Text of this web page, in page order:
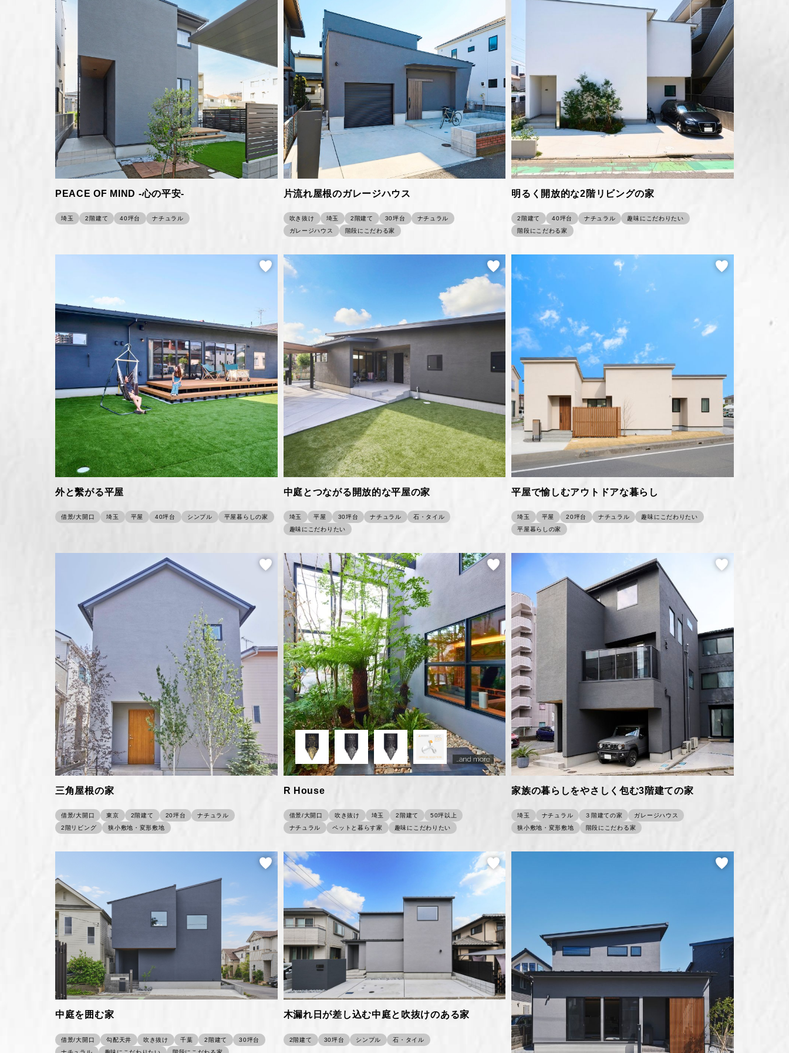
PEACE OF MIND -心の平安-
埼玉 2階建て 40坪台 ナチュラル
片流れ屋根のガレージハウス
吹き抜け 埼玉 2階建て 30坪台
ナチュラル
ガレージハウス
階段にこだわる家
明るく開放的な2階リビングの家
2階建て 40坪台 ナチュラル
趣味にこだわりたい
階段にこだわる家
外と繫がる平屋
借景/大開口 埼玉 平屋 40坪台 シンプル 平屋暮らしの家
中庭とつながる開放的な平屋の家
埼玉 平屋 30坪台 ナチュラル
石・タイル
趣味にこだわりたい
平屋で愉しむアウトドアな暮らし
埼玉 平屋 20坪台 ナチュラル
趣味にこだわりたい
平屋暮らしの家
三角屋根の家
借景/大開口 東京 2階建て 20坪台
ナチュラル
2階リビング
狭小敷地・変形敷地
R House
借景/大開口 吹き抜け 埼玉 2階建て
50坪以上
ナチュラル
ペットと暮らす家 趣味にこだわりたい
家族の暮らしをやさしく包む3階建ての家
埼玉 ナチュラル ３階建ての家
ガレージハウス
狭小敷地・変形敷地
階段にこだわる家
中庭を囲む家
借景/大開口 勾配天井 吹き抜け 千葉 2階建て
30坪台
木漏れ日が差し込む中庭と吹抜けのある家
2階建て 30坪台 シンプル 石・タイル